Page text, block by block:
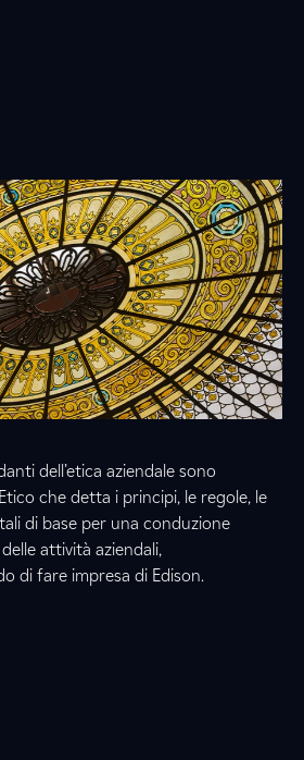
dell’etica aziendale sono
che detta i principi, le regole, le
di base per una conduzione
attività aziendali,
di fare impresa di Edison.